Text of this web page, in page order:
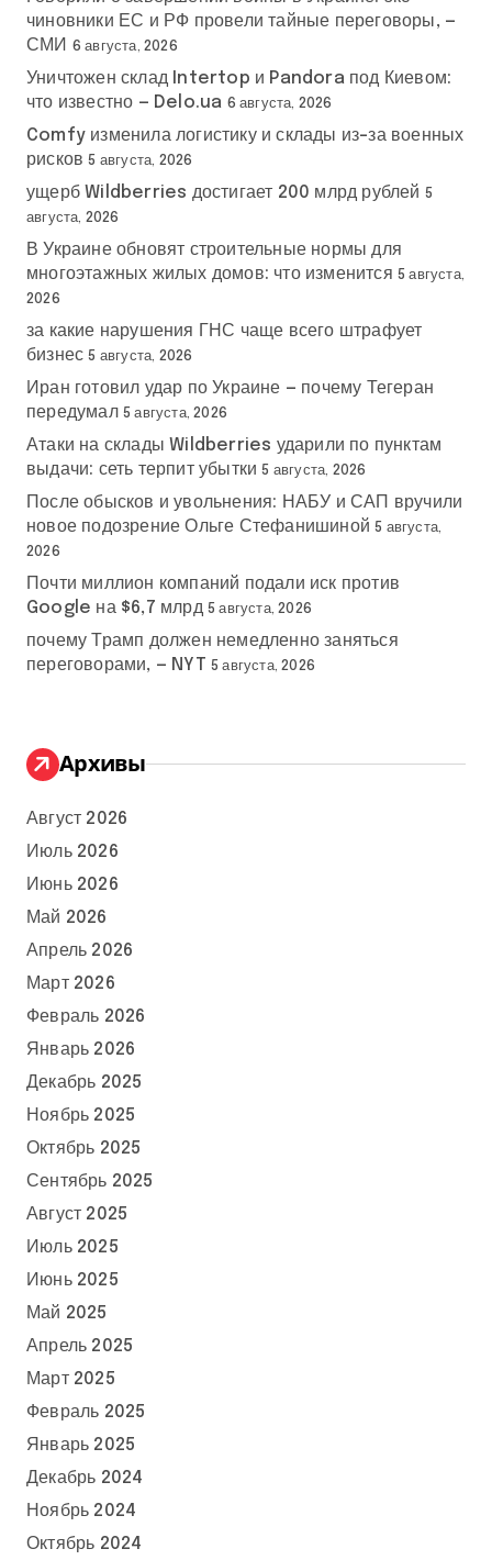
чиновники ЕС и РФ провели тайные переговоры, —
СМИ
6 августа, 2026
Уничтожен склад Intertop и Pandora под Киевом:
что известно — Delo.ua 6 августа, 2026
Comfy изменила логистику и склады из-за военных
рисков 5 августа, 2026
ущерб Wildberries достигает 200 млрд рублей 5
августа, 2026
В Украине обновят строительные нормы для
многоэтажных жилых домов: что изменится 5 августа,
2026
за какие нарушения ГНС чаще всего штрафует
бизнес 5 августа, 2026
Иран готовил удар по Украине — почему Тегеран
передумал 5 августа, 2026
Атаки на склады Wildberries ударили по пунктам
выдачи: сеть терпит убытки 5 августа, 2026
После обысков и увольнения: НАБУ и САП вручили
новое подозрение Ольге Стефанишиной 5 августа,
2026
Почти миллион компаний подали иск против
Google на $6,7 млрд 5 августа, 2026
почему Трамп должен немедленно заняться
переговорами, — NYT 5 августа, 2026
Архивы
Август 2026
Июль 2026
Июнь 2026
Май 2026
Апрель 2026
Март 2026
Февраль 2026
Январь 2026
Декабрь 2025
Ноябрь 2025
Октябрь 2025
Сентябрь 2025
Август 2025
Июль 2025
Июнь 2025
Май 2025
Апрель 2025
Март 2025
Февраль 2025
Январь 2025
Декабрь 2024
Ноябрь 2024
Октябрь 2024